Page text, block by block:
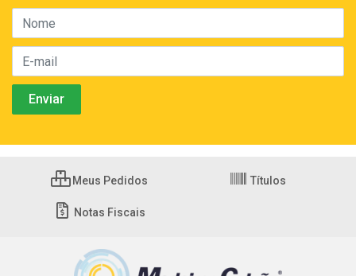
Meus Pedidos Títulos
Notas Fiscais